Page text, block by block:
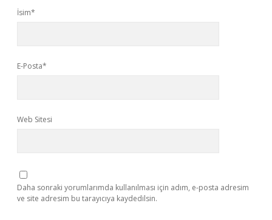
İsim*
E-Posta*
Web Sitesi
Daha sonraki yorumlarımda kullanılması için adım, e-posta adresim
ve site adresim bu tarayıcıya kaydedilsin.